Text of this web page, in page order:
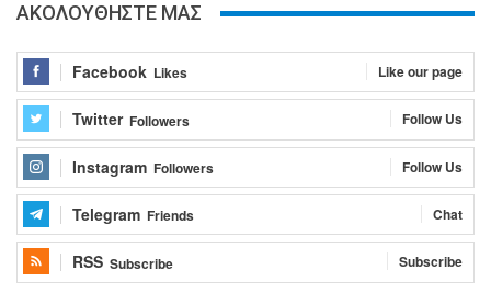
ΑΚΟΛΟΥΘΗΣΤΕ ΜΑΣ
Facebook Likes Like our page
Twitter Followers Follow Us
Instagram Followers Follow Us
Telegram Friends Chat
RSS Subscribe Subscribe